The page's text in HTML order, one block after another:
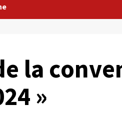
la
»